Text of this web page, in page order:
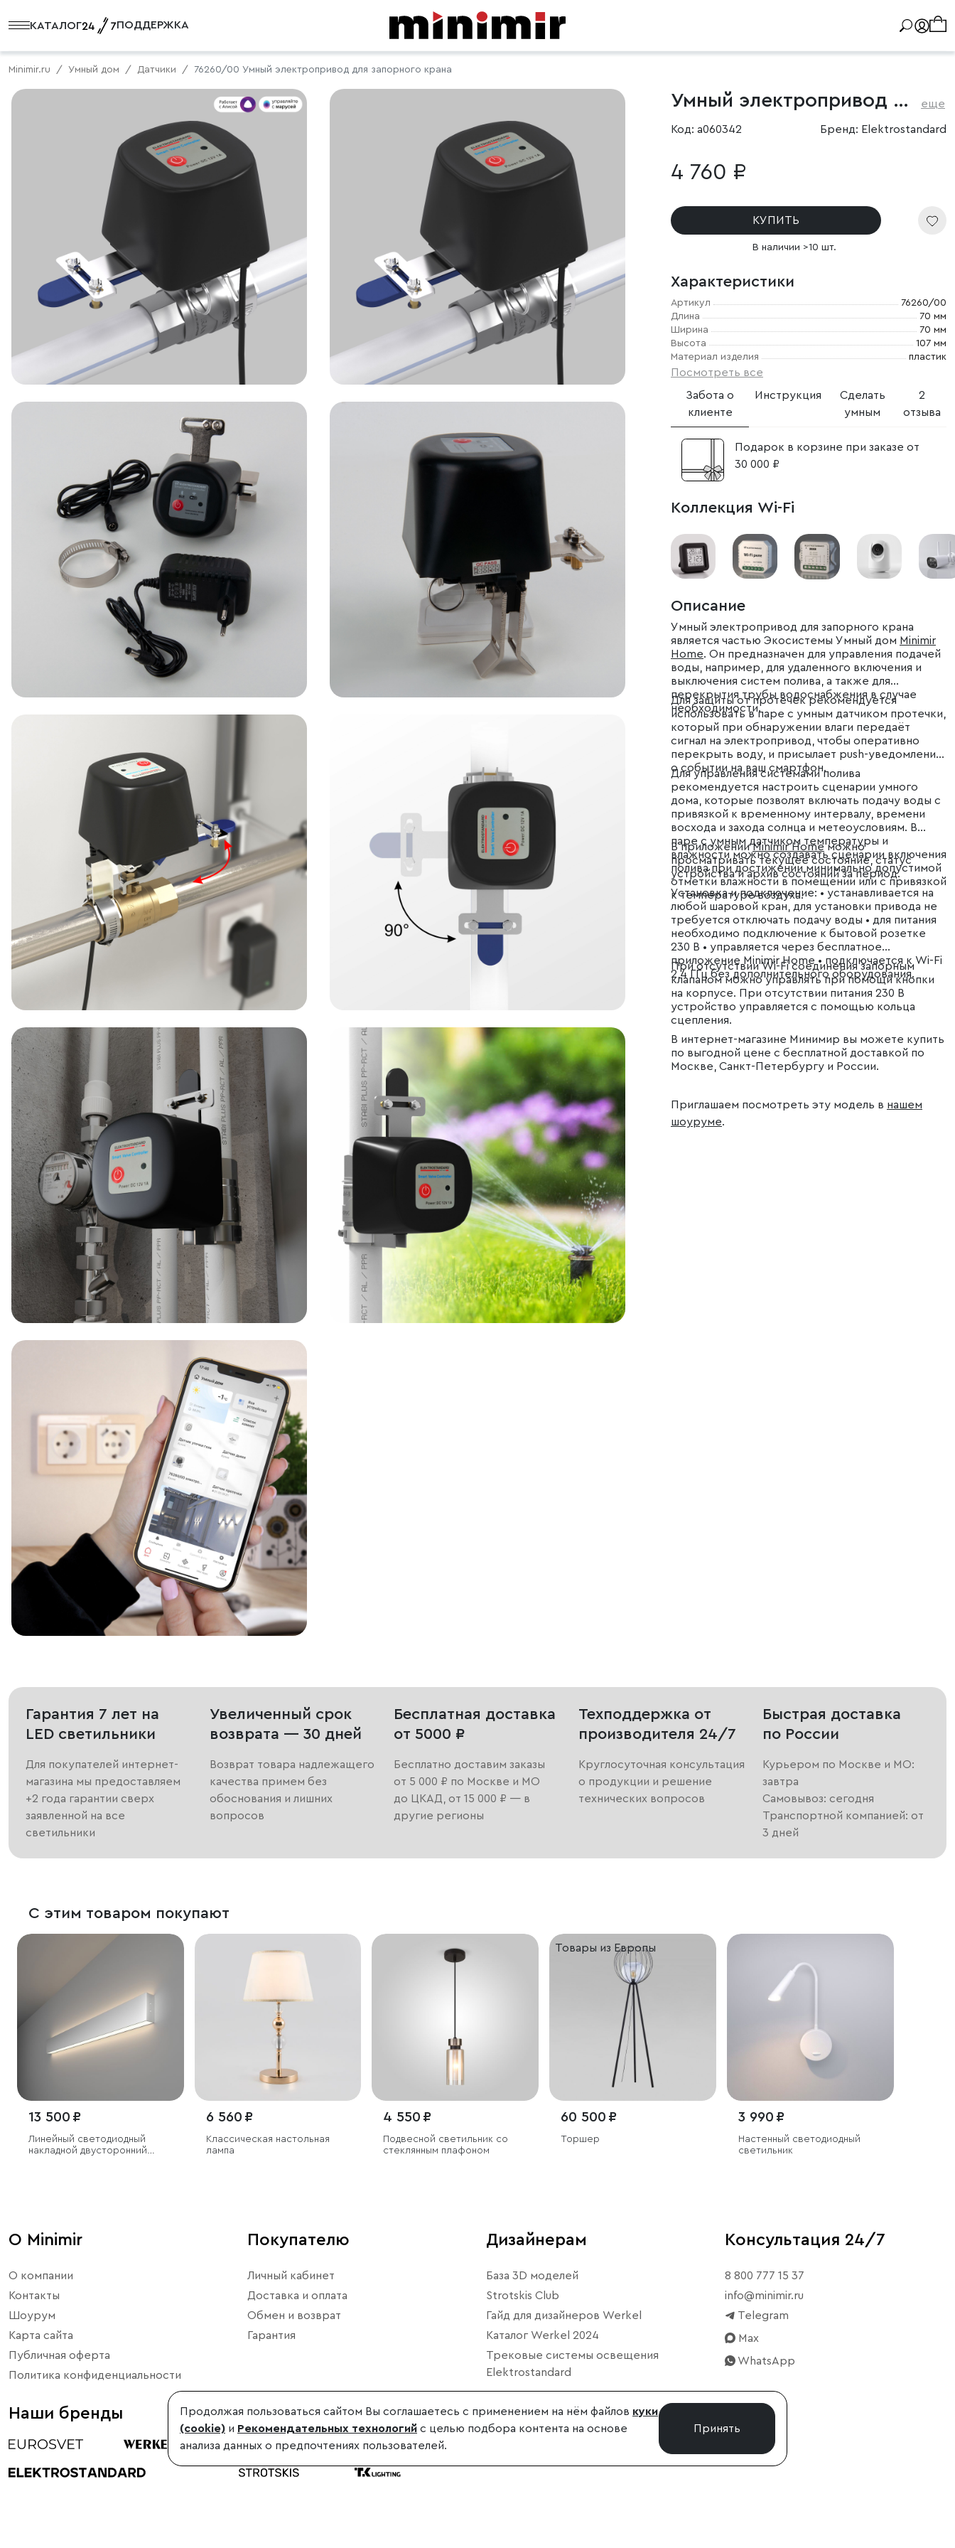
КАТАЛОГ ПОДДЕРЖКА
Minimir.ru Умный дом Датчики 76260/00 Умный электропривод для запорного крана
Умный электропривод для запорного крана еще
Код: a060342 Бренд: Elektrostandard
4 760 ₽
КУПИТЬ
В наличии >10 шт.
Характеристики
Артикул
76260/00
Длина
70 мм
Ширина
70 мм
Высота
107 мм
Материал изделия
пластик
Посмотреть все
Забота о
клиенте
Инструкция
Сделать
умным
2
отзыва
Подарок в корзине при заказе от
30 000 ₽
Коллекция Wi-Fi
Описание
Умный электропривод для запорного крана
является частью Экосистемы Умный дом Minimir
Home. Он предназначен для управления подачей
воды, например, для удаленного включения и
выключения систем полива, а также для
перекрытия трубы водоснабжения в случае
необходимости.
Для защиты от протечек рекомендуется
использовать в паре с умным датчиком протечки,
который при обнаружении влаги передаёт
сигнал на электропривод, чтобы оперативно
перекрыть воду, и присылает push-уведомление
о событии на ваш смартфон.
Для управления системами полива
рекомендуется настроить сценарии умного
дома, которые позволят включать подачу воды с
привязкой к временному интервалу, времени
восхода и захода солнца и метеоусловиям. В
паре с умным датчиком температуры и
влажности можно создавать сценарии включения
полива при достижении минимально допустимой
отметки влажности в помещении или с привязкой
к температуре воздуха.
В приложенииMinimir Homeможно
просматривать текущее состояние, статус
устройства и архив состояний за период.
Установка и подключение: • устанавливается на
любой шаровой кран, для установки привода не
требуется отключать подачу воды • для питания
необходимо подключение к бытовой розетке
230 B • управляется через бесплатное
приложение Minimir Home • подключается к Wi-Fi
2,4 ГГц без дополнительного оборудования.
При отсутствии Wi-Fi соединения запорным
клапаном можно управлять при помощи кнопки
на корпусе. При отсутствии питания 230 B
устройство управляется с помощью кольца
сцепления.
В интернет-магазине Минимир вы можете купить
по выгодной цене с бесплатной доставкой по
Москве, Санкт-Петербургу и России.
Приглашаем посмотреть эту модель в нашем
шоуруме.
Гарантия 7 лет на
LED светильники
Для покупателей интернет-
магазина мы предоставляем
+2 года гарантии сверх
заявленной на все
светильники
Увеличенный срок
возврата — 30 дней
Возврат товара надлежащего
качества примем без
обоснования и лишних
вопросов
Бесплатная доставка
от 5000 ₽
Бесплатно доставим заказы
от 5 000 ₽ по Москве и МО
до ЦКАД, от 15 000 ₽ — в
другие регионы
Техподдержка от
производителя 24/7
Круглосуточная консультация
о продукции и решение
технических вопросов
Быстрая доставка
по России
Курьером по Москве и МО:
завтра
Самовывоз: сегодня
Транспортной компанией: от
3 дней
С этим товаром покупают
13 500 ₽
Линейный светодиодный
накладной двусторонний
6 560 ₽
Классическая настольная
лампа
4 550 ₽
Подвесной светильник со
стеклянным плафоном
Товары из Европы
60 500 ₽
Торшер
3 990 ₽
Настенный светодиодный
светильник
О Minimir
О компании
Контакты
Шоурум
Карта сайта
Публичная оферта
Политика конфиденциальности
Покупателю
Личный кабинет
Доставка и оплата
Обмен и возврат
Гарантия
Дизайнерам
База 3D моделей
Strotskis Club
Гайд для дизайнеров Werkel
Каталог Werkel 2024
Трековые системы освещения
Elektrostandard
Консультация 24/7
8 800 777 15 37
info@minimir.ru
Telegram
Max
WhatsApp
Наши бренды Продолжая пользоваться сайтом Вы соглашаетесь с применением на нём файлов куки
(cookie) и Рекомендательных технологий с целью подбора контента на основе
анализа данных о предпочтениях пользователей.
Принять